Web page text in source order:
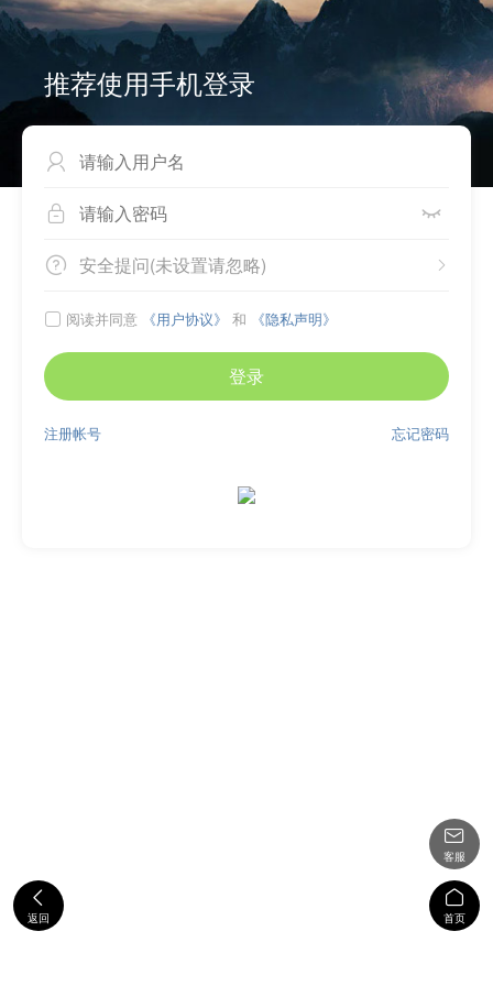
推荐使用手机登录

 
 
安全提问(未设置请忽略)
 阅读并同意 《用户协议》 和 《隐私声明》
登录
忘记密码
注册帐号

返回

客服

首页